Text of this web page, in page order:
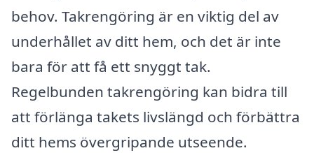
behov. Takrengöring är en viktig del av
underhållet av ditt hem, och det är inte
bara för att få ett snyggt tak.
Regelbunden takrengöring kan bidra till
att förlänga takets livslängd och förbättra
ditt hems övergripande utseende.